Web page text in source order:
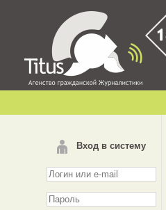
Вход в систему